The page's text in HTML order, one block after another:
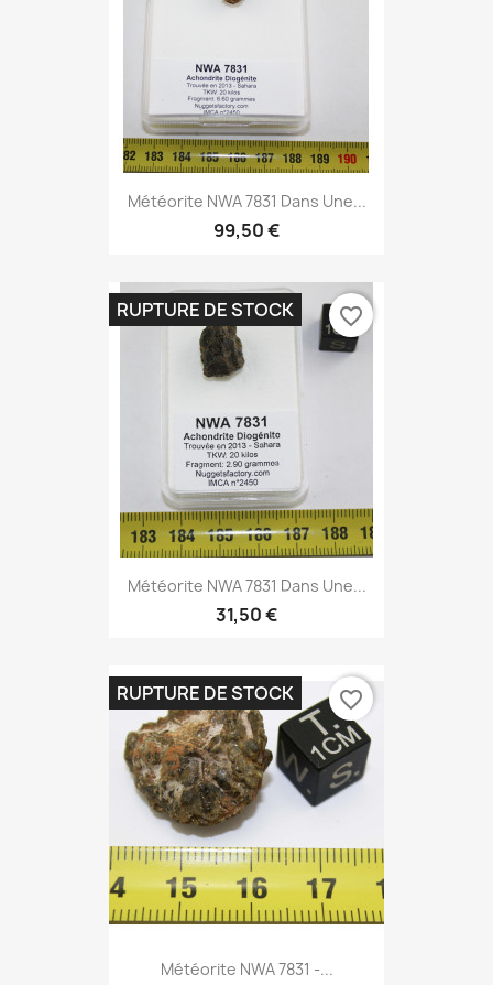
Météorite NWA 7831 Dans Une...
99,50 €
Météorite NWA 7831 Dans Une...
31,50 €
RUPTURE DE STOCK favorite_border
Météorite NWA 7831 -...
RUPTURE DE STOCK favorite_border